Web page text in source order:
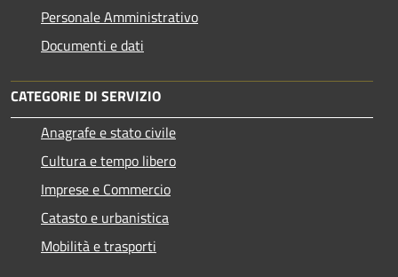
Personale Amministrativo
Documenti e dati
CATEGORIE DI SERVIZIO
Anagrafe e stato civile
Cultura e tempo libero
Imprese e Commercio
Catasto e urbanistica
Mobilità e trasporti